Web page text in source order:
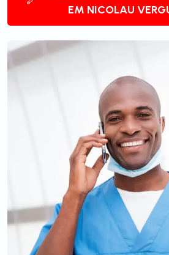
EM NICOLAU